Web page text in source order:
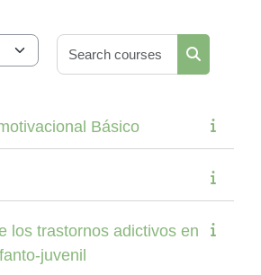
Search
Básico
los trastornos adictivos en
juvenil